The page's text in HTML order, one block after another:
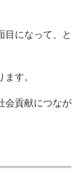
目になって、と
す。
会貢献につなが